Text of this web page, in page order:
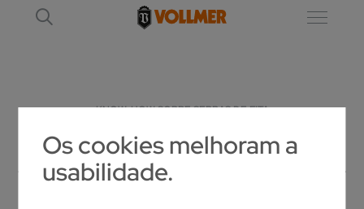
Os cookies melhoram a
usabilidade.
KNOW-HOW SOBRE SERRAS DE FITA
AFIAR, USINAR E MANTER SERRAS DE FITA